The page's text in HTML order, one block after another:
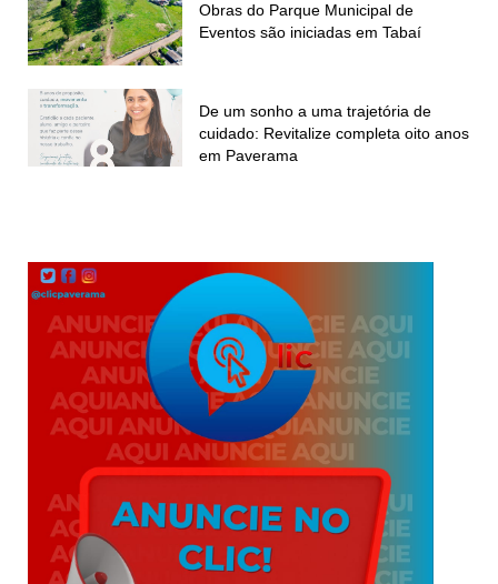
Obras do Parque Municipal de
Eventos são iniciadas em Tabaí
De um sonho a uma trajetória de
cuidado: Revitalize completa oito anos
em Paverama